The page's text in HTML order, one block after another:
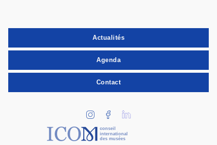
Actualités
Agenda
Contact
conseil
international
des musées